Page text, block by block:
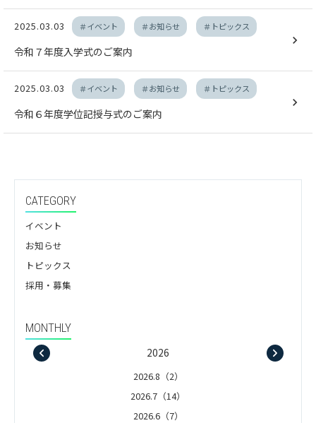
2025.03.03 ＃イベント ＃お知らせ ＃トピックス
令和７年度入学式のご案内
2025.03.03 ＃イベント ＃お知らせ ＃トピックス
令和６年度学位記授与式のご案内
CATEGORY
イベント
お知らせ
トピックス
採用・募集
MONTHLY
2026
2026.8（2）
2026.7（14）
2026.6（7）